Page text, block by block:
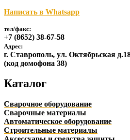
Написать в Whatsapp
тел/факс:
+7 (8652) 38-67-58
Адрес:
г. Ставрополь, ул. Октябрьская
(код домофона 38)
Каталог
Сварочное оборудование
Сварочные материалы
Автоматическое оборудование
Строительные материалы